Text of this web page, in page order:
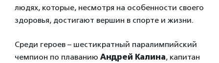
людях, которые, несмотря на особенности своего
здоровья, достигают вершин в спорте и жизни.
Среди героев – шестикратный паралимпийский
чемпион по плаванию Андрей Калина, капитан